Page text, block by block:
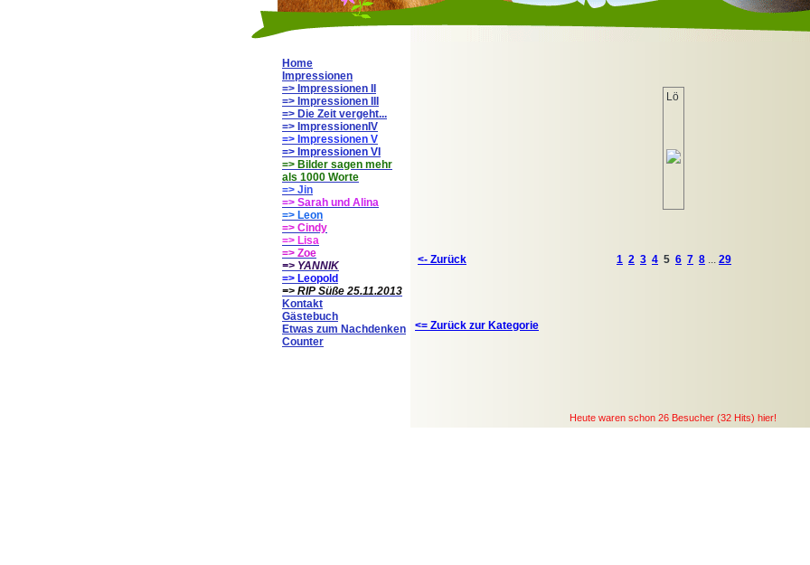
Home
Impressionen
=> Impressionen II
=> Impressionen III
=> Die Zeit vergeht...
=> ImpressionenIV
=> Impressionen V
=> Impressionen VI
=> Bilder sagen mehr
als 1000 Worte
=> Jin
=> Sarah und Alina
=> Leon
=> Cindy
=> Lisa
=> Zoe
=> YANNIK
=> Leopold
=> RIP Süße 25.11.2013
Kontakt
Gästebuch
Etwas zum Nachdenken
Counter
Lö
<- Zurück 1 2 3 4 5 6 7 8 ... 29
<= Zurück zur Kategorie
Heute waren schon 26 Besucher (32 Hits) hier!